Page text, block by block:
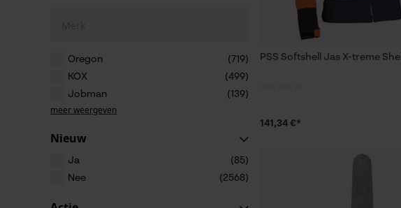
Oregon
(719)
KOX
(499)
Jobman
(139)
meer weergeven
Nieuw
Ja
(85)
Nee
(2568)
PSS Softshell Jas X-treme Shell
141,34 €*